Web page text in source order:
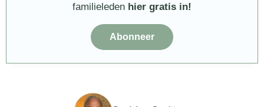
familieleden hier gratis in!
Abonneer